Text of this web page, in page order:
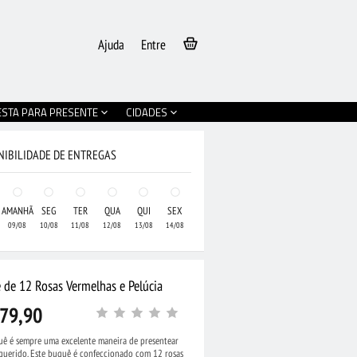
Entre
Ajuda
PARA PRESENTE CIDADES
DE ENTREGAS
AMANHÃ
09/08
SEG
10/08
TER
11/08
QUA
12/08
QUI
13/08
SEX
14/08
de 12 Rosas Vermelhas e Pelúcia
é sempre uma excelente maneira de presentear
Este buquê é confeccionado com 12 rosas